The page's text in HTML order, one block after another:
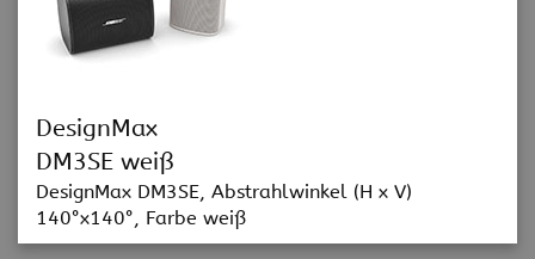
DesignMax
DM3SE weiß
DesignMax DM3SE, Abstrahlwinkel (H x V)
140°x140°, Farbe weiß